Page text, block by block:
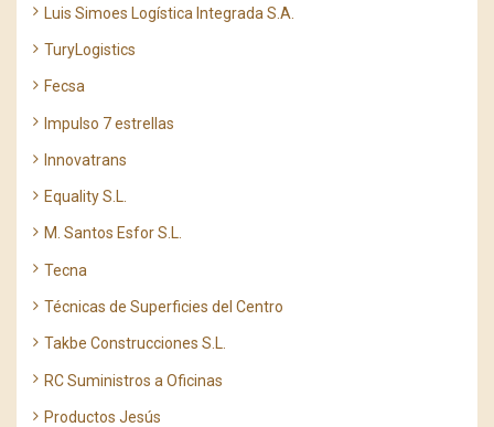
Luis Simoes Logística Integrada S.A.
TuryLogistics
Fecsa
Impulso 7 estrellas
Innovatrans
Equality S.L.
M. Santos Esfor S.L.
Tecna
Técnicas de Superficies del Centro
Takbe Construcciones S.L.
RC Suministros a Oficinas
Productos Jesús